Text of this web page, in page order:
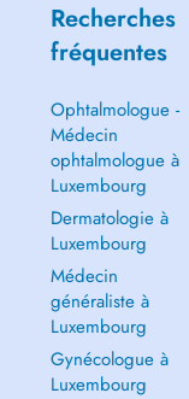
Recherches
fréquentes
Ophtalmologue -
Médecin
ophtalmologue à
Luxembourg
Dermatologie à
Luxembourg
Médecin
généraliste à
Luxembourg
Gynécologue à
Luxembourg